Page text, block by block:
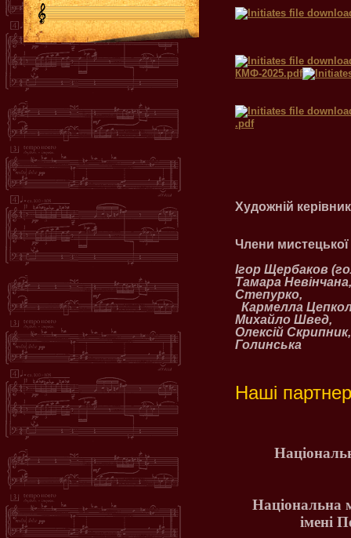
КМФ-2025.pdf
.pdf
Художній
Члени
Ігор Щербаков
Тамара
Степурко,
Кармелла
Михайло Швед,
Олексій
Голинська
Наші
Національна
імені